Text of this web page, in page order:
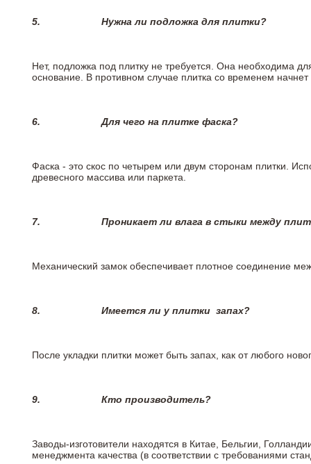
5. Нужна ли подложка для плитки?
Нет, подложка под плитку не требуется. Она необходима
основание. В противном случае плитка со временем
6.Для чего на плитке фаска?
Фаска - это скос по четырем или двум сторонам плитки.
древесного массива или паркета.
7. Проникает ли влага в стыки между
Механический замок обеспечивает плотное соединение
8. Имеется ли у плитки запах?
После укладки плитки может быть запах, как от любого
9. Кто производитель?
Заводы-изготовители находятся в Китае, Бельгии,
менеджмента качества (в соответствии с требованиями